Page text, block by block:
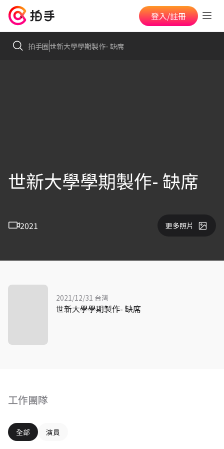
登入/註冊
拍手圈世新大學學期製作- 缺席
世新大學學期製作- 缺席
2021 更多照片
工作團隊
全部 演員
2021/12/31 台灣
世新大學學期製作- 缺席